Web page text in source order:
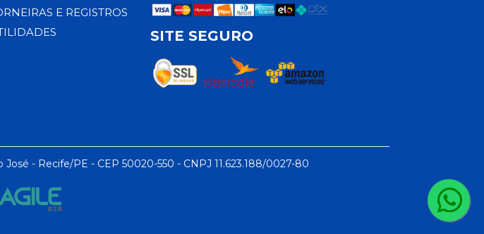
E REGISTROS
SITE SEGURO
- Recife/PE - CEP 50020-550 - CNPJ 11.623.188/0027-80